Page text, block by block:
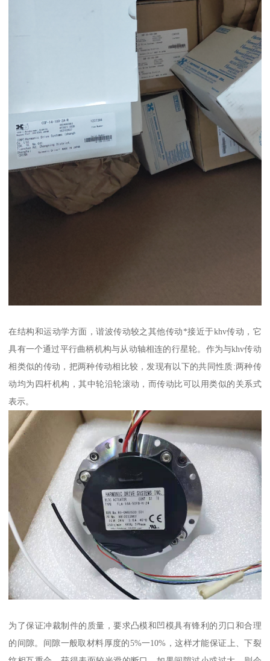
在结构和运动学方面，谐波传动较之其他传动*接近于khv传动，它
具有一个通过平行曲柄机构与从动轴相连的行星轮。作为与khv传动
相类似的传动，把两种传动相比较，发现有以下的共同性质:两种传
动均为四杆机构，其中轮沿轮滚动，而传动比可以用类似的关系式
表示。
为了保证冲裁制件的质量，要求凸模和凹模具有锋利的刃口和合理
的间隙。间隙一般取材料厚度的5%一10%，这样才能保证上、下裂